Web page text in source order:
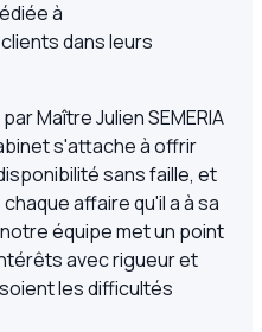
à
dans leurs
Maître Julien SEMERIA
s'attache à offrir
sans faille, et
affaire qu'il a à sa
équipe met un point
avec rigueur et
les difficultés